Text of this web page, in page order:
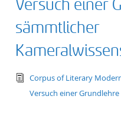
Versuch einer
sämmtlicher
text/
Corpus of Literary
Versuch einer